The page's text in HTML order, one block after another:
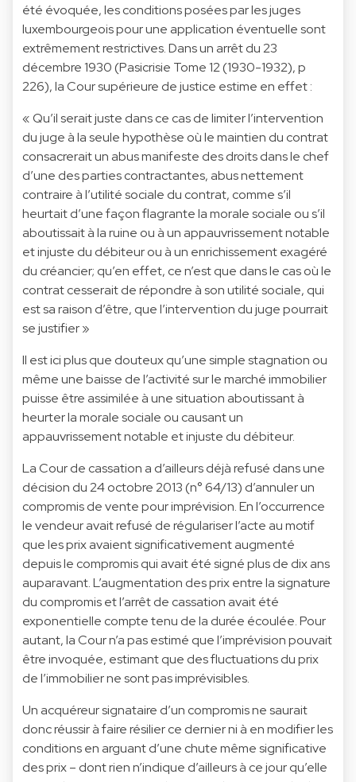
été évoquée, les conditions posées par les juges
luxembourgeois pour une application éventuelle sont
extrêmement restrictives. Dans un arrêt du 23
décembre 1930 (Pasicrisie Tome 12 (1930-1932), p
226), la Cour supérieure de justice estime en effet :
« Qu’il serait juste dans ce cas de limiter l’intervention
du juge à la seule hypothèse où le maintien du contrat
consacrerait un abus manifeste des droits dans le chef
d’une des parties contractantes, abus nettement
contraire à l’utilité sociale du contrat, comme s’il
heurtait d’une façon flagrante la morale sociale ou s’il
aboutissait à la ruine ou à un appauvrissement notable
et injuste du débiteur ou à un enrichissement exagéré
du créancier; qu’en effet, ce n’est que dans le cas où le
contrat cesserait de répondre à son utilité sociale, qui
est sa raison d’être, que l’intervention du juge pourrait
se justifier »
Il est ici plus que douteux qu’une simple stagnation ou
même une baisse de l’activité sur le marché immobilier
puisse être assimilée à une situation aboutissant à
heurter la morale sociale ou causant un
appauvrissement notable et injuste du débiteur.
La Cour de cassation a d’ailleurs déjà refusé dans une
décision du 24 octobre 2013 (n° 64/13) d’annuler un
compromis de vente pour imprévision. En l’occurrence
le vendeur avait refusé de régulariser l’acte au motif
que les prix avaient significativement augmenté
depuis le compromis qui avait été signé plus de dix ans
auparavant. L’augmentation des prix entre la signature
du compromis et l’arrêt de cassation avait été
exponentielle compte tenu de la durée écoulée. Pour
autant, la Cour n’a pas estimé que l’imprévision pouvait
être invoquée, estimant que des fluctuations du prix
de l’immobilier ne sont pas imprévisibles.
Un acquéreur signataire d’un compromis ne saurait
donc réussir à faire résilier ce dernier ni à en modifier les
conditions en arguant d’une chute même significative
des prix – dont rien n’indique d’ailleurs à ce jour qu’elle